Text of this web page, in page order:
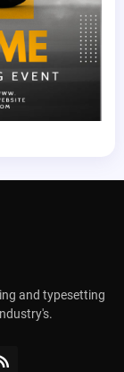
and typesetting